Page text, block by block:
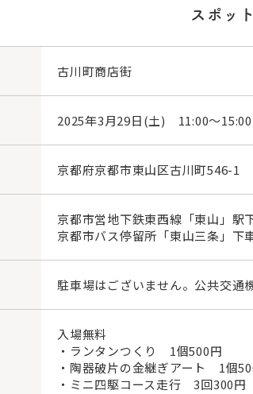
スポッ
古川町商店街
2025年3月29日(土) 11:00～15:00
京都府京都市東山区古川町546-1
京都市営地下鉄東西線「東山」駅
京都市バス停留所「東山三条」下
駐車場はございません。公共交通
入場無料
・ランタンつくり 1個500円
・陶器破片の金継ぎアート 1個
・ミニ四駆コース走行 3回300円